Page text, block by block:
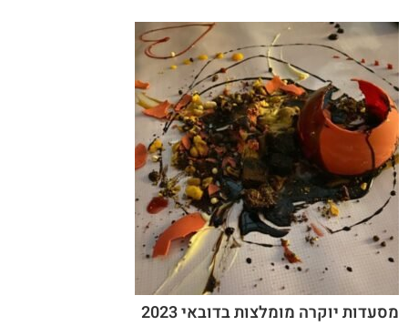
מסעדות יוקרה מומלצות בדובאי 2023